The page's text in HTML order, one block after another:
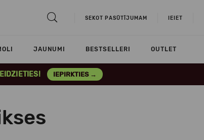
SEKOT PASŪTĪJUMAM IEIET
JAUNUMI BESTSELLERI OUTLET
IEPIRKTIES →